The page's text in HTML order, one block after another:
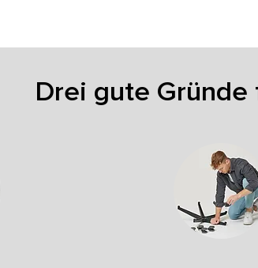
Drei gute Gründe